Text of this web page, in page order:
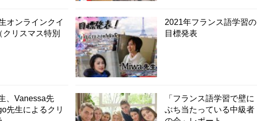
オンラインクイ
クリスマス特別
2021年フランス語学習の
目標発表
、Vanessa先
先生によるクリ
「フランス語学習で壁に
ぶち当たっている中級者